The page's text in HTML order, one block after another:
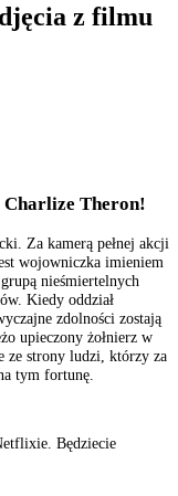
z filmu
Theron!
Za kamerą pełnej akcji
wojowniczka imieniem
nieśmiertelnych
Kiedy oddział
zdolności zostają
upieczony żołnierz w
ze strony ludzi, którzy za
tym fortunę.
Będziecie